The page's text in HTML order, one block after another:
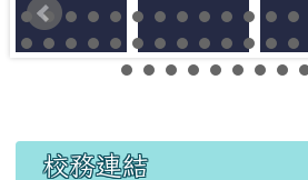
左邊區域內容
校務連結